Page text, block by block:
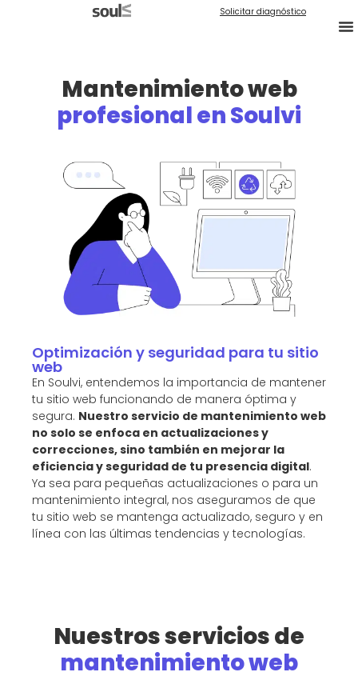
Solicitar diagnóstico
Mantenimiento web
profesional en Soulvi
Optimización y seguridad para tu sitio
web
En Soulvi, entendemos la importancia de mantener
tu sitio web funcionando de manera óptima y
segura. Nuestro servicio de mantenimiento web
no solo se enfoca en actualizaciones y
correcciones, sino también en mejorar la
eficiencia y seguridad de tu presencia digital.
Ya sea para pequeñas actualizaciones o para un
mantenimiento integral, nos aseguramos de que
tu sitio web se mantenga actualizado, seguro y en
línea con las últimas tendencias y tecnologías.
Nuestros servicios de
mantenimiento web